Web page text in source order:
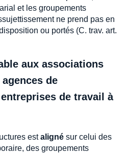
et les groupements
ne prend pas en
ou portés (C. trav. art.
aux associations
de
de travail à
estaligné sur celui des
des groupements